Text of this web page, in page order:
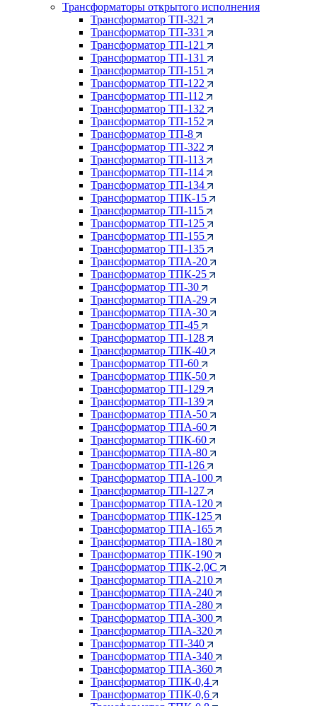
Трансформаторы открытого исполнения
Трансформатор ТП-321
Трансформатор ТП-331
Трансформатор ТП-121
Трансформатор ТП-131
Трансформатор ТП-151
Трансформатор ТП-122
Трансформатор ТП-112
Трансформатор ТП-132
Трансформатор ТП-152
Трансформатор ТП-8
Трансформатор ТП-322
Трансформатор ТП-113
Трансформатор ТП-114
Трансформатор ТП-134
Трансформатор ТПК-15
Трансформатор ТП-115
Трансформатор ТП-125
Трансформатор ТП-155
Трансформатор ТП-135
Трансформатор ТПА-20
Трансформатор ТПК-25
Трансформатор ТП-30
Трансформатор ТПА-29
Трансформатор ТПА-30
Трансформатор ТП-45
Трансформатор ТП-128
Трансформатор ТПК-40
Трансформатор ТП-60
Трансформатор ТПК-50
Трансформатор ТП-129
Трансформатор ТП-139
Трансформатор ТПА-50
Трансформатор ТПА-60
Трансформатор ТПК-60
Трансформатор ТПА-80
Трансформатор ТП-126
Трансформатор ТПА-100
Трансформатор ТП-127
Трансформатор ТПА-120
Трансформатор ТПК-125
Трансформатор ТПА-165
Трансформатор ТПА-180
Трансформатор ТПК-190
Трансформатор ТПК-2,0С
Трансформатор ТПА-210
Трансформатор ТПА-240
Трансформатор ТПА-280
Трансформатор ТПА-300
Трансформатор ТПА-320
Трансформатор ТП-340
Трансформатор ТПА-340
Трансформатор ТПА-360
Трансформатор ТПК-0,4
Трансформатор ТПК-0,6